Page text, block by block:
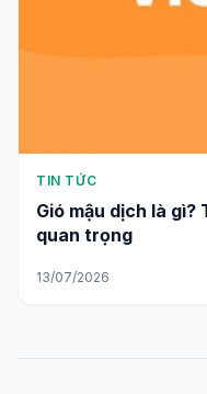
TIN TỨC
Gió mậu dịch là
quan trọng
13/07/2026